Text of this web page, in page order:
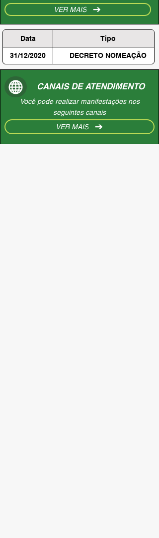
VER MAIS
Data Tipo
31/12/2020 DECRETO NOMEAÇÃO
CANAIS DE ATENDIMENTO
Você pode realizar manifestações nos
seguintes canais
VER MAIS